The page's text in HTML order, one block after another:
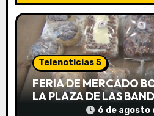
ó
n
d
e
Telenoticias 5
FERIA DE MERCADO
LA PLAZA DE LAS
6 de agosto